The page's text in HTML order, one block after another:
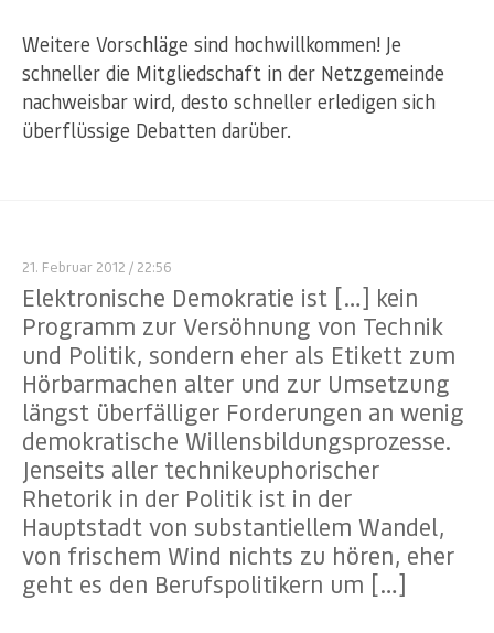
Weitere Vorschläge sind hochwillkommen! Je
schneller die Mitgliedschaft in der Netzgemeinde
nachweisbar wird, desto schneller erledigen sich
überflüssige Debatten darüber.
21. Februar 2012 / 22:56
Elektronische Demokratie ist […] kein
Programm zur Versöhnung von Technik
und Politik, sondern eher als Etikett zum
Hörbarmachen alter und zur Umsetzung
längst überfälliger Forderungen an wenig
demokratische Willensbildungsprozesse.
Jenseits aller technikeuphorischer
Rhetorik in der Politik ist in der
Hauptstadt von substantiellem Wandel,
von frischem Wind nichts zu hören, eher
geht es den Berufspolitikern um […]